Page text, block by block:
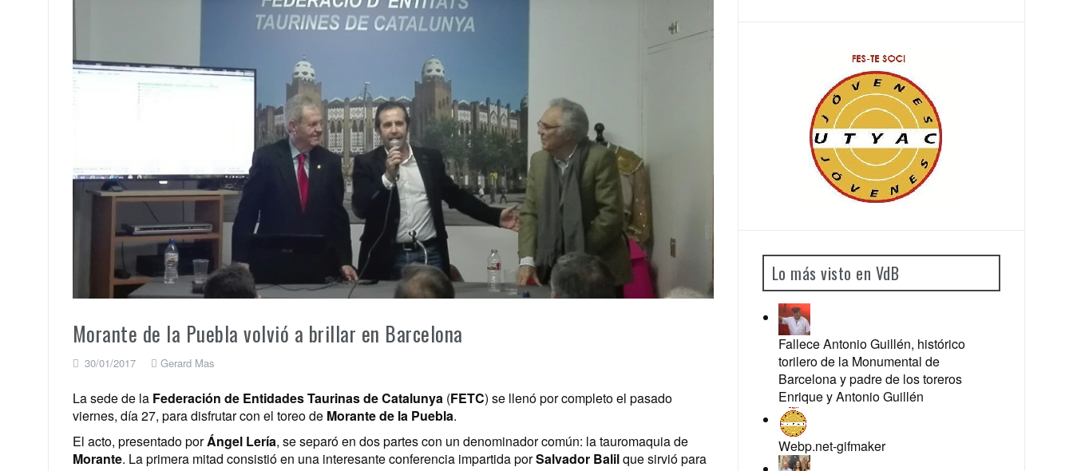
Morante de la Puebla volvió a brillar en Barcelona
30/01/2017 Gerard Mas
La sede de la Federación de Entidades Taurinas de Catalunya(FETC) se llenó por completo el pasado
viernes, día 27, para disfrutar con el toreo de Morante de la Puebla.
El acto, presentado porÁngel Lería, se separó en dos partes con un denominador común: la tauromaquia de
Morante. La primera mitad consistió en una interesante conferencia impartida porSalvador Balilque sirvió para
Lo más visto en VdB
Fallece Antonio Guillén, histórico
torilero de la Monumental de
Barcelona y padre de los toreros
Enrique y Antonio Guillén
Webp.net-gifmaker